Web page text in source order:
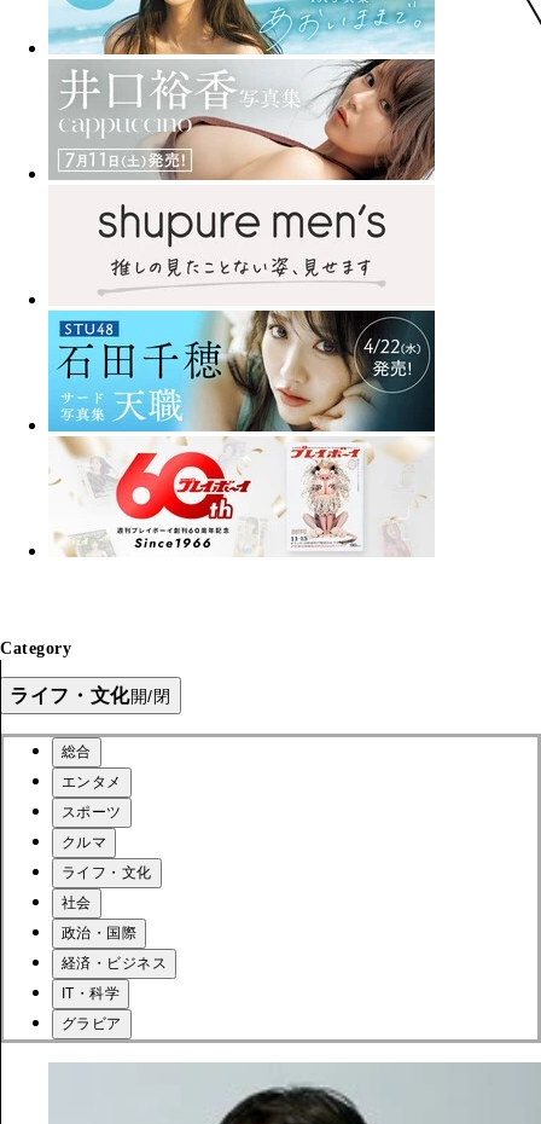
Category
ライフ・文化開/閉
総合
エンタメ
スポーツ
クルマ
ライフ・文化
社会
政治・国際
経済・ビジネス
IT・科学
グラビア